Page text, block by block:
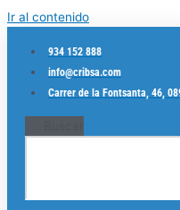
Ir al contenido
934 152 888
info@cribsa.com
Carrer de la Fontsanta, 46,